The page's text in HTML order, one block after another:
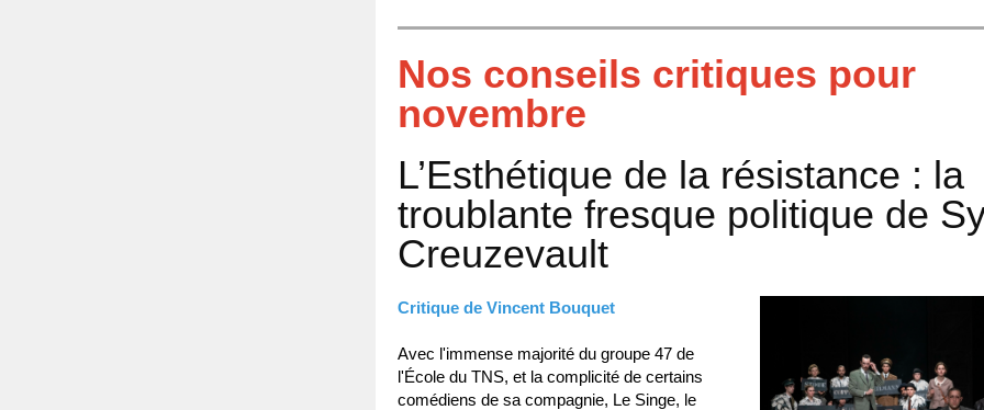
Nos conseils critiques pour
novembre
L’Esthétique de la résistance : la
troublante fresque politique de
Creuzevault
Critique de Vincent Bouquet
Avec l'immense majorité du groupe 47 de
l'École du TNS, et la complicité de certains
comédiens de sa compagnie, Le Singe, le